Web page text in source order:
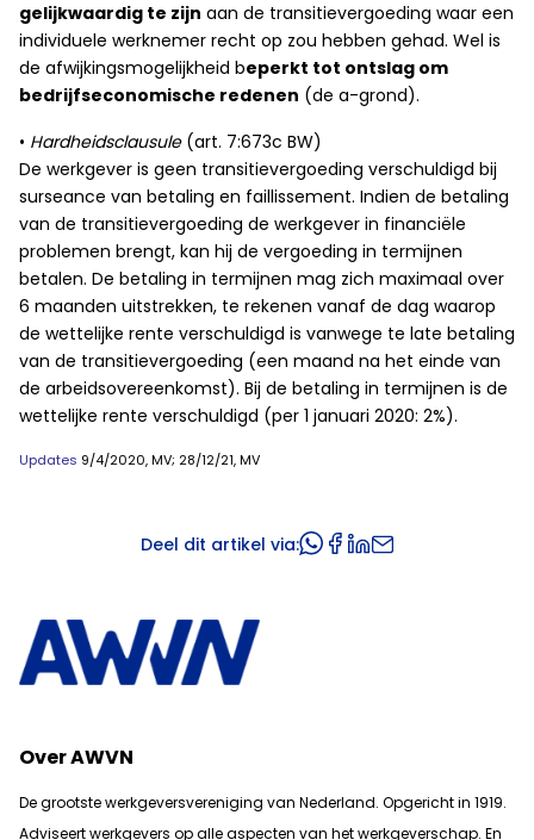
gelijkwaardig te zijn aan de transitievergoeding waar een
individuele werknemer recht op zou hebben gehad. Wel is
de afwijkingsmogelijkheid beperkt tot ontslag om
bedrijfseconomische redenen (de a-grond).
• Hardheidsclausule(art. 7:673c BW)
De werkgever is geen transitievergoeding verschuldigd bij
surseance van betaling en faillissement. Indien de betaling
van de transitievergoeding de werkgever in financiële
problemen brengt, kan hij de vergoeding in termijnen
betalen. De betaling in termijnen mag zich maximaal over
6 maanden uitstrekken, te rekenen vanaf de dag waarop
de wettelijke rente verschuldigd is vanwege te late betaling
van de transitievergoeding (een maand na het einde van
de arbeidsovereenkomst). Bij de betaling in termijnen is de
wettelijke rente verschuldigd (per 1 januari 2020: 2%).
Updates 9/4/2020, MV; 28/12/21, MV
Deel dit artikel via:
Over AWVN
De grootste werkgeversvereniging van Nederland. Opgericht in 1919.
Adviseert werkgevers op alle aspecten van het werkgeverschap. En